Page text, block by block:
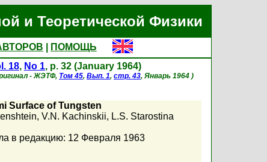
и Теоретической Физики
ПОМОЩЬ
18, No 1, p. 32 (January 1964)
- ЖЭТФ, Том 45, Вып. 1, стр. 43, Январь 1964 )
Surface of Tungsten
, V.N. Kachinskii, L.S. Starostina
в редакцию: 12 Февраля 1963